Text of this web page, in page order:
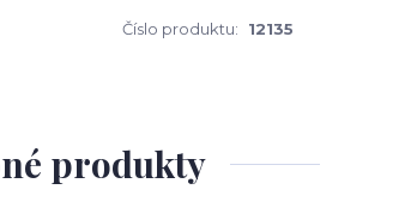
Číslo produktu: 12135
produkty